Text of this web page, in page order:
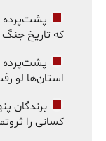
پشت‌پرده
که تاریخ جنگ
پشت‌پرده
استان‌ها لو
کسانی را